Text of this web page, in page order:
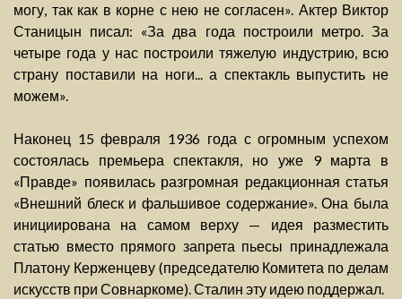
могу, так как в корне с нею не согласен». Актер Виктор
Станицын писал: «За два года построили метро. За
четыре года у нас построили тяжелую индустрию, всю
страну поставили на ноги... а спектакль выпустить не
можем».
Наконец 15 февраля 1936 года с огромным успехом
состоялась премьера спектакля, но уже 9 марта в
«Правде» появилась разгромная редакционная статья
«Внешний блеск и фальшивое содержание». Она была
инициирована на самом верху — идея разместить
статью вместо прямого запрета пьесы принадлежала
Платону Керженцеву (председателю Комитета по делам
искусств при Совнаркоме). Сталин эту идею поддержал.